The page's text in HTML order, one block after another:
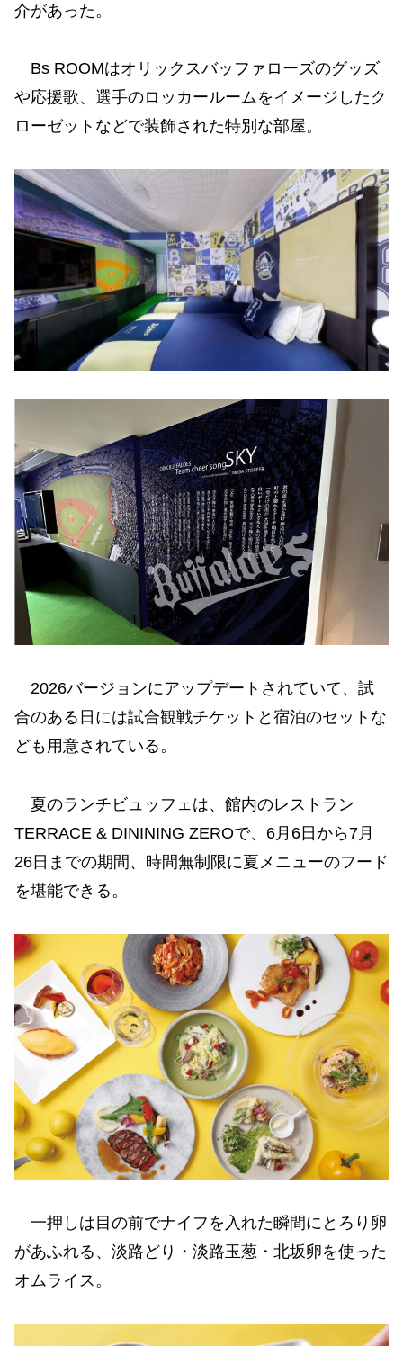
介があった。
Bs ROOMはオリックスバッファローズのグッズ
や応援歌、選手のロッカールームをイメージしたク
ローゼットなどで装飾された特別な部屋。
2026バージョンにアップデートされていて、試
合のある日には試合観戦チケットと宿泊のセットな
ども用意されている。
夏のランチビュッフェは、館内のレストラン
TERRACE & DININING ZEROで、6月6日から7月
26日までの期間、時間無制限に夏メニューのフード
を堪能できる。
一押しは目の前でナイフを入れた瞬間にとろり卵
があふれる、淡路どり・淡路玉葱・北坂卵を使った
オムライス。